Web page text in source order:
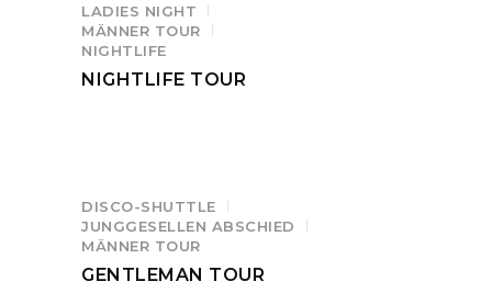
LADIES NIGHT
MÄNNER TOUR
NIGHTLIFE
NIGHTLIFE TOUR
DISCO-SHUTTLE
JUNGGESELLEN ABSCHIED
MÄNNER TOUR
GENTLEMAN TOUR